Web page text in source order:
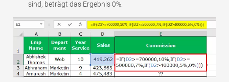
sind, beträgt das Ergebnis 0%.